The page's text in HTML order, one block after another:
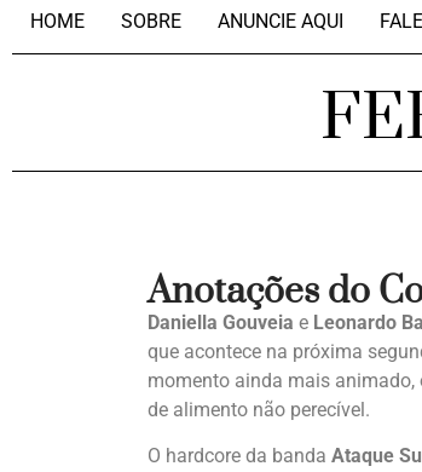
HOME SOBRE ANUNCIE AQUI
Anotações do
Daniella Gouveia e Leonardo
que acontece na próxima
momento ainda mais animado,
de alimento não perecível.
O hardcore da banda Ataque